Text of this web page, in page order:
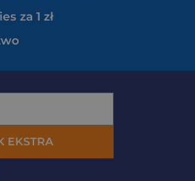
za 1 zł
EKSTRA